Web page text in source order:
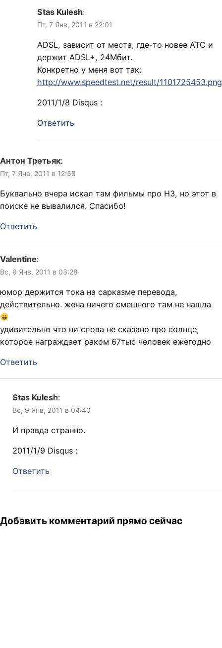
Stas Kulesh:
Пт, 7 Янв, 2011 в 22:01
ADSL, зависит от места, где-то новее АТС и
держит ADSL+, 24Мбит.
Конкретно у меня вот так:
http://www.speedtest.net/result/1101725453.png
2011/1/8 Disqus :
Ответить
Антон Третьяк:
Пт, 7 Янв, 2011 в 12:58
Буквально вчера искал там фильмы про НЗ, но этот в
поиске не вывалился. Спасибо!
Ответить
Valentine:
Вс, 9 Янв, 2011 в 03:28
юмор держится тока на сарказме перевода,
действительно. жена ничего смешного там не нашла
удивительно что ни слова не сказано про солнце,
которое награждает раком 67тыс человек ежегодно
Ответить
Stas Kulesh:
Вс, 9 Янв, 2011 в 04:40
И правда странно.
2011/1/9 Disqus :
Ответить
Добавить комментарий прямо сейчас